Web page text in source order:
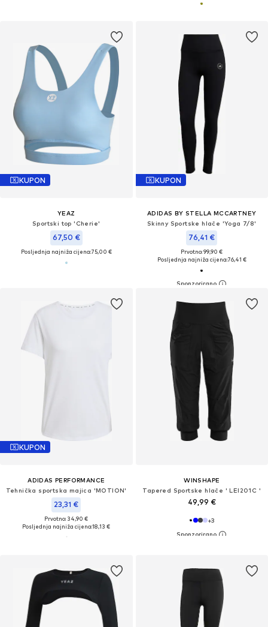
KUPON
YEAZ
Sportski top 'Cherie'
67,50 €
Posljednja najniža cijena:75,00 €
KUPON
ADIDAS BY STELLA MCCARTNEY
Skinny Sportske hlače 'Yoga 7/8'
76,41 €
Prvotno: 99,90 €
Posljednja najniža cijena:76,41 €
KUPON
ADIDAS PERFORMANCE
Tehnička sportska majica 'MOTION'
23,31 €
Prvotno: 34,90 €
Posljednja najniža cijena:18,13 €
WINSHAPE
Tapered Sportske hlače ' LEI201C '
49,99 €
+3